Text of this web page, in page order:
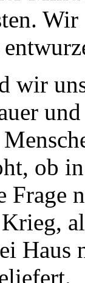
Wir
wir
ob
Frage
Haus